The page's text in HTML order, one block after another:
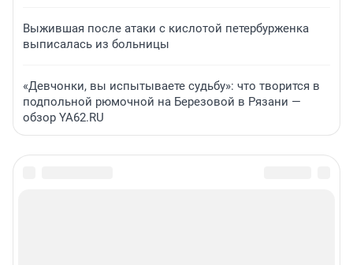
Выжившая после атаки с кислотой петербурженка
выписалась из больницы
«Девчонки, вы испытываете судьбу»: что творится в
подпольной рюмочной на Березовой в Рязани —
обзор YA62.RU